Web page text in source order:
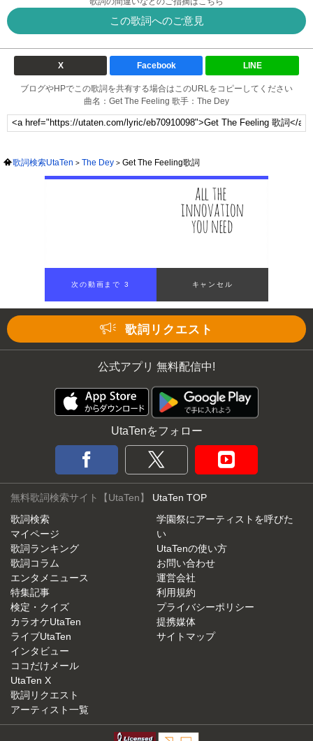
この歌詞へのご意見
X Facebook LINE
ブログやHPでこの歌詞を共有する場合はこのURLをコピーしてください
曲名：Get The Feeling 歌手：The Dey
歌詞検索UtaTen The Dey Get The Feeling歌詞
次の動画まで 2 キャンセル
歌詞リクエスト
公式アプリ 無料配信中!
UtaTenをフォロー
無料歌詞検索サイト【UtaTen】 UtaTen TOP
歌詞検索
マイページ
歌詞ランキング
歌詞コラム
エンタメニュース
特集記事
検定・クイズ
カラオケUtaTen
ライブUtaTen
インタビュー
ココだけメール
UtaTen X
歌詞リクエスト
アーティスト一覧
学園祭にアーティストを呼びた
い
UtaTenの使い方
お問い合わせ
運営会社
利用規約
プライバシーポリシー
提携媒体
サイトマップ